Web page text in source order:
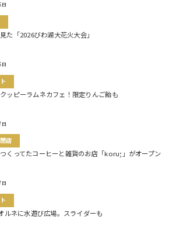
た「2026びわ湖大花火大会」
ッピーラムネカフェ！限定りんご飴も
店
くってたコーヒーと雑貨のお店「koru;」がオープン
ルネに水遊び広場。スライダーも